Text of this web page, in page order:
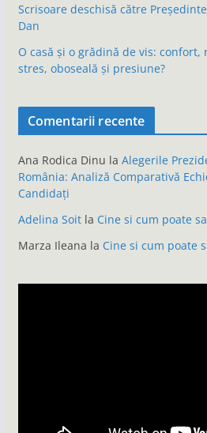
Scrisoare deschisă către
Dan
O casă și o grădină de vis: confort,
stres, oboseală și presiune?
Comentarii recente
Ana Rodica Dinu la Alegerile
România: Analiză Comparativă
Candidați
Adelina Soitla Cine si cum poate
Marza Ileana la Cine si cum poate